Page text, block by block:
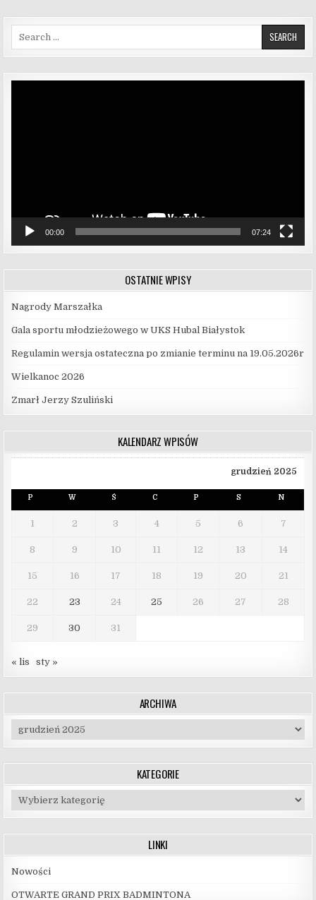
Search for:
00:00 07:24
OSTATNIE WPISY
Nagrody Marszałka
Gala sportu młodzieżowego w UKS Hubal Białystok
Regulamin wersja ostateczna po zmianie terminu na 19.05.2026r
Wielkanoc 2026
Zmarł Jerzy Szuliński
KALENDARZ WPISÓW
grudzień 2025
P W Ś C P S N
1 2 3 4 5 6 7
8 9 10 11 12 13 14
15 16 17 18 19 20 21
22 23 24 25 26 27 28
29 30 31
« lis sty »
ARCHIWA
Archiwa
KATEGORIE
Kategorie
LINKI
Nowości
OTWARTE GRAND PRIX BADMINTONA